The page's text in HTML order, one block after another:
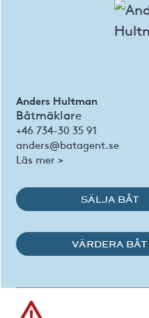
Anders Hultman
Båtmäklare
+46 734-30 35 91
anders@batagent.se
Läs mer >
SÄLJA BÅT
VÄRDERA BÅT